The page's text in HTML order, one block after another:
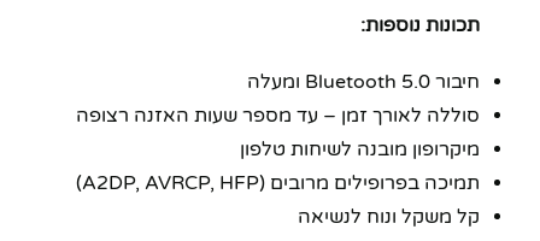
תכונות נוספות:
חיבור Bluetooth 5.0 ומעלה
סוללה לאורך זמן – עד מספר שעות האזנה רצופה
מיקרופון מובנה לשיחות טלפון
תמיכה בפרופילים מרובים (A2DP, AVRCP, HFP)
קל משקל ונוח לנשיאה